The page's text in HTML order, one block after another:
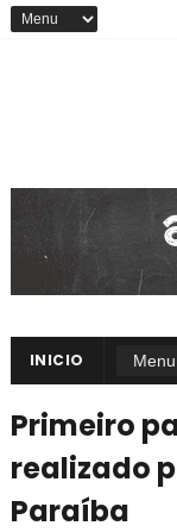
INICIO
Primeiro
realizado
Paraíba